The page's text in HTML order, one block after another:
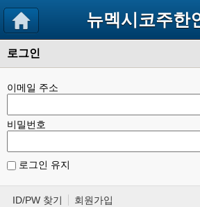
뉴멕시코주한
로그인
이메일 주소
비밀번호
로그인 유지
ID/PW 찾기 회원가입